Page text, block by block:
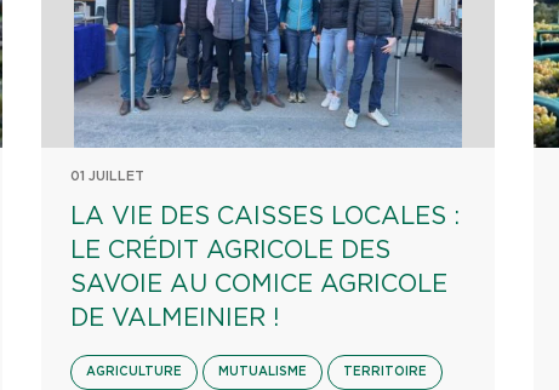
01 JUILLET
LA VIE DES CAISSES LOCALES :
LE CRÉDIT AGRICOLE DES
SAVOIE AU COMICE AGRICOLE
DE VALMEINIER !
AGRICULTURE MUTUALISME TERRITOIRE